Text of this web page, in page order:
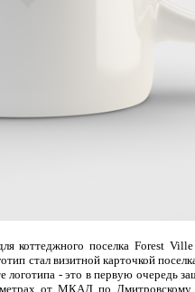
коттеджного поселка Forest
стал визитной карточкой
- это в первую очередь
от МКАД по